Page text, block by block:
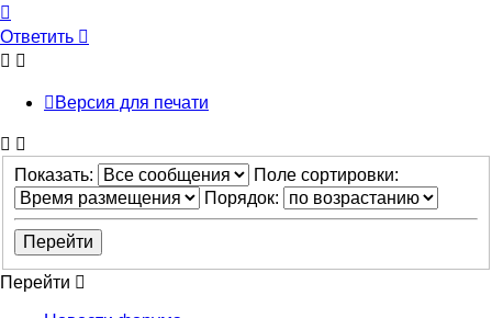
к
началу
Ответить
Версия для печати
Показать:
Поле сортировки:
Порядок:
Перейти